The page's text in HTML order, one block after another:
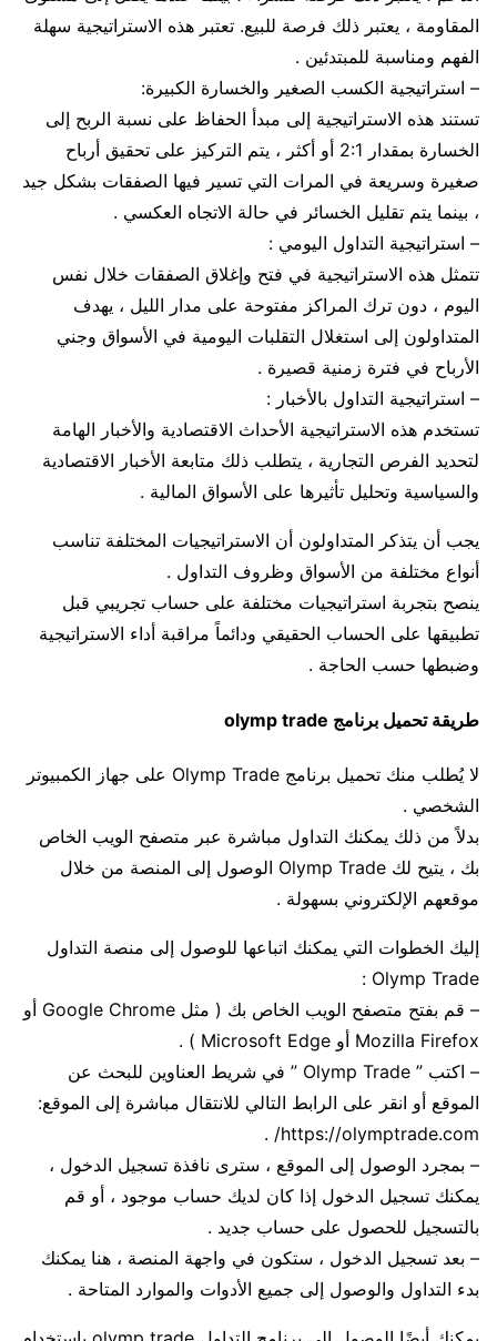
المقاومة ، يعتبر ذلك فرصة للبيع. تعتبر هذه الاستراتيجية سهلة
الفهم ومناسبة للمبتدئين .
– استراتيجية الكسب الصغير والخسارة الكبيرة:
تستند هذه الاستراتيجية إلى مبدأ الحفاظ على نسبة الربح إلى
الخسارة بمقدار 2:1 أو أكثر ، يتم التركيز على تحقيق أرباح
صغيرة وسريعة في المرات التي تسير فيها الصفقات بشكل جيد
، بينما يتم تقليل الخسائر في حالة الاتجاه العكسي .
– استراتيجية التداول اليومي :
تتمثل هذه الاستراتيجية في فتح وإغلاق الصفقات خلال نفس
اليوم ، دون ترك المراكز مفتوحة على مدار الليل ، يهدف
المتداولون إلى استغلال التقلبات اليومية في الأسواق وجني
الأرباح في فترة زمنية قصيرة .
– استراتيجية التداول بالأخبار :
تستخدم هذه الاستراتيجية الأحداث الاقتصادية والأخبار الهامة
لتحديد الفرص التجارية ، يتطلب ذلك متابعة الأخبار الاقتصادية
والسياسية وتحليل تأثيرها على الأسواق المالية .
يجب أن يتذكر المتداولون أن الاستراتيجيات المختلفة تناسب
أنواع مختلفة من الأسواق وظروف التداول .
ينصح بتجربة استراتيجيات مختلفة على حساب تجريبي قبل
تطبيقها على الحساب الحقيقي ودائماً مراقبة أداء الاستراتيجية
وضبطها حسب الحاجة .
طريقة تحميل برنامج olymp trade
لا يُطلب منك تحميل برنامج Olymp Trade على جهاز الكمبيوتر
الشخصي .
بدلاً من ذلك يمكنك التداول مباشرة عبر متصفح الويب الخاص
بك ، يتيح لك Olymp Trade الوصول إلى المنصة من خلال
موقعهم الإلكتروني بسهولة .
إليك الخطوات التي يمكنك اتباعها للوصول إلى منصة التداول
Olymp Trade :
– قم بفتح متصفح الويب الخاص بك ( مثل Google Chrome أو
Mozilla Firefox أو Microsoft Edge ) .
– اكتب ” Olymp Trade ” في شريط العناوين للبحث عن
الموقع أو انقر على الرابط التالي للانتقال مباشرة إلى الموقع:
https://olymptrade.com/ .
– بمجرد الوصول إلى الموقع ، سترى نافذة تسجيل الدخول ،
يمكنك تسجيل الدخول إذا كان لديك حساب موجود ، أو قم
بالتسجيل للحصول على حساب جديد .
– بعد تسجيل الدخول ، ستكون في واجهة المنصة ، هنا يمكنك
بدء التداول والوصول إلى جميع الأدوات والموارد المتاحة .